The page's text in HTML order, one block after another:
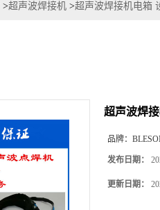
>超声波焊接机 >超声波焊接机电箱
超声波焊
品牌：
发布日期：
更新日期：